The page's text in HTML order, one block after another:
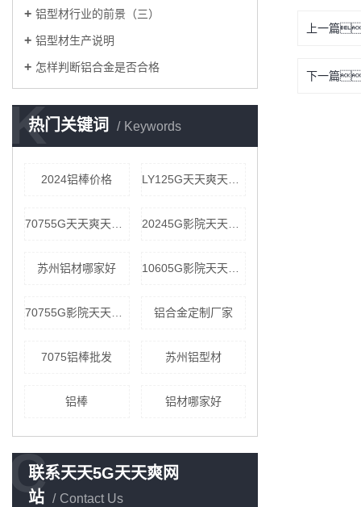
铝型材行业的前景（三）
铝型材生产说明
怎样判断铝合金是否合格
热门关键词 Keywords
K
2024铝棒价格
苏州铝材哪家好
铝合金定制厂家
7075铝棒批发 苏州铝型材
铝棒 铝材哪家好
联系天天5G天天爽网
站
Contact Us
C
上一篇
下一篇